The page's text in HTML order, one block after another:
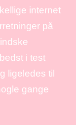
internet
på
i test
ligeledes til
gange